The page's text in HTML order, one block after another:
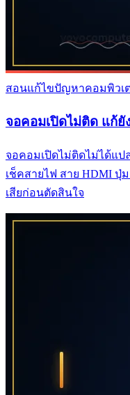
สอนแก้ไขปัญหาคอมพิวเ
จอคอมเปิดไม่ติด แก้ยั
จอคอมเปิดไม่ติดไม่ได้แ
เช็คสายไฟ สาย HDMI ปุ่
เสียก่อนตัดสินใจ